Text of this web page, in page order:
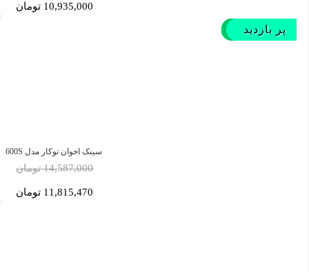
10,935,000 تومان
سینک اخوان توکار مدل 600S
14,587,000 تومان
11,815,470 تومان
پر بازدید
پر بازدید
پر فروش‌
پر فروش‌
پر فروش‌
پر بازدید